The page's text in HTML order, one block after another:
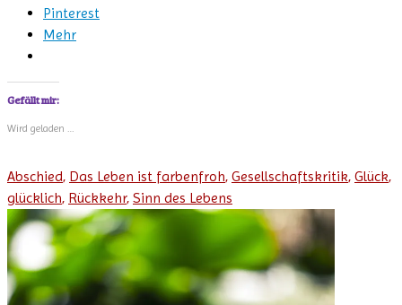
Pinterest
Mehr
Gefällt mir:
Wird geladen …
Abschied, Das Leben ist farbenfroh, Gesellschaftskritik, Glück,
glücklich, Rückkehr, Sinn des Lebens